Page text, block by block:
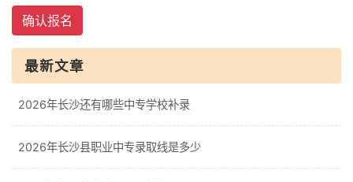
确认报名
最新文章
2026年长沙还有哪些中专学校补录
2026年长沙县职业中专录取线是多少